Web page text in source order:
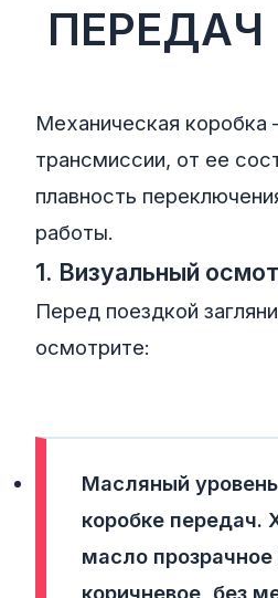
ПЕРЕДАЧ
Механическая
трансмиссии, от ее
плавность
работы.
1. Визуальный
Перед поездкой
осмотрите:
Масляный
коробке передач.
масло
коричневое, без